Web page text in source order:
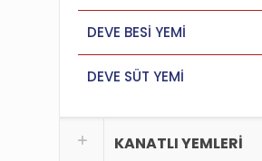
DEVE BESİ YEMİ
DEVE SÜT YEMİ
KANATLI YEMLERİ